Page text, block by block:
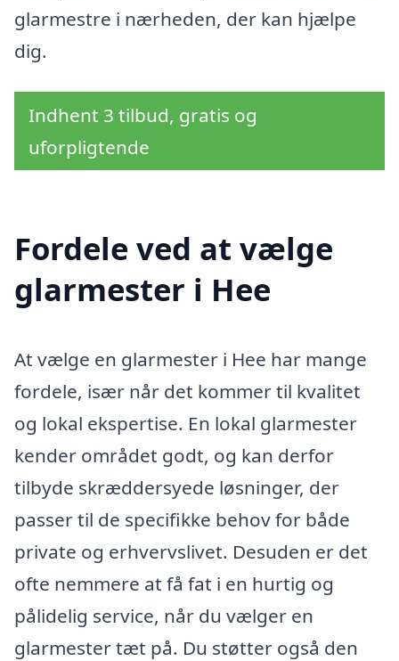
glarmestre i nærheden, der kan hjælpe
dig.
Indhent 3 tilbud, gratis og
uforpligtende
Fordele ved at vælge
glarmester i Hee
At vælge en glarmester i Hee har mange
fordele, især når det kommer til kvalitet
og lokal ekspertise. En lokal glarmester
kender området godt, og kan derfor
tilbyde skræddersyede løsninger, der
passer til de specifikke behov for både
private og erhvervslivet. Desuden er det
ofte nemmere at få fat i en hurtig og
pålidelig service, når du vælger en
glarmester tæt på. Du støtter også den